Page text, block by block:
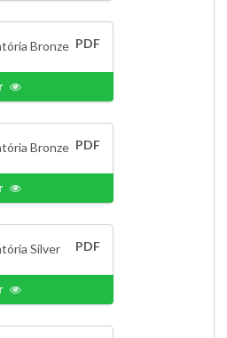
Bronze PDF
Bronze PDF
Silver PDF